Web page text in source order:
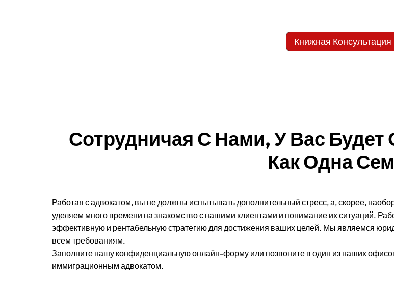
Книжная Консультация
Сотрудничая С Нами, У Вас
Как Одна
Работая с адвокатом, вы не должны испытывать дополнительный стресс, а, скорее,
уделяем много времени на знакомство с нашими клиентами и понимание их ситуаций.
эффективную и рентабельную стратегию для достижения ваших целей. Мы являемся
всем требованиям.
Заполните нашу конфиденциальную онлайн-форму или позвоните в один из наших
иммиграционным адвокатом.